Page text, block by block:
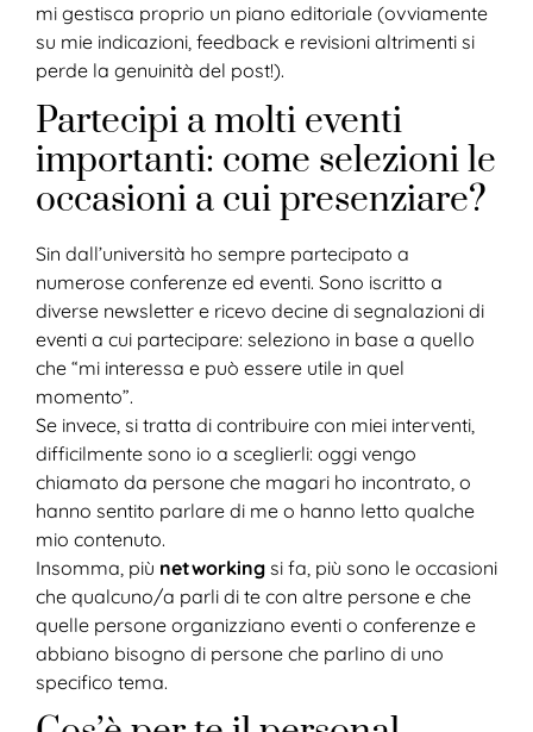
mi gestisca proprio un piano editoriale (ovviamente
su mie indicazioni, feedback e revisioni altrimenti si
perde la genuinità del post!).
Partecipi a molti eventi
importanti: come selezioni le
occasioni a cui presenziare?
Sin dall’università ho sempre partecipato a
numerose conferenze ed eventi. Sono iscritto a
diverse newsletter e ricevo decine di segnalazioni di
eventi a cui partecipare: seleziono in base a quello
che “mi interessa e può essere utile in quel
momento”.
Se invece, si tratta di contribuire con miei interventi,
difficilmente sono io a sceglierli: oggi vengo
chiamato da persone che magari ho incontrato, o
hanno sentito parlare di me o hanno letto qualche
mio contenuto.
Insomma, più networking si fa, più sono le occasioni
che qualcuno/a parli di te con altre persone e che
quelle persone organizziano eventi o conferenze e
abbiano bisogno di persone che parlino di uno
specifico tema.